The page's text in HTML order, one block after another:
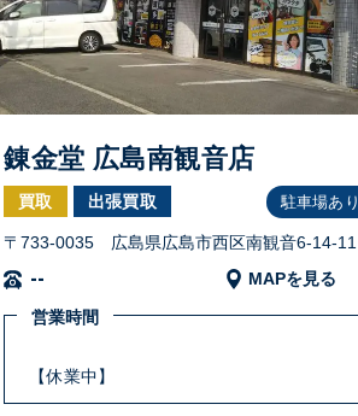
錬金堂 広島南観音店
買取 出張買取 駐車場あり
〒733-0035 広島県広島市西区南観音6-14-11
--
MAPを見る
営業時間
【休業中】